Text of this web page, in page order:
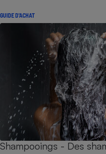
GUIDE D'ACHAT
Shampooings - Des